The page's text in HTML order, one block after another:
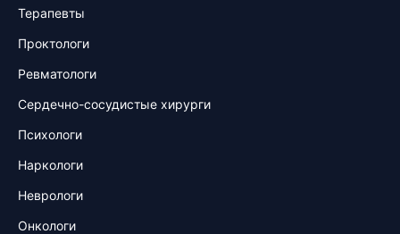
Терапевты
Проктологи
Ревматологи
Сердечно-сосудистые хирурги
Психологи
Наркологи
Неврологи
Онкологи